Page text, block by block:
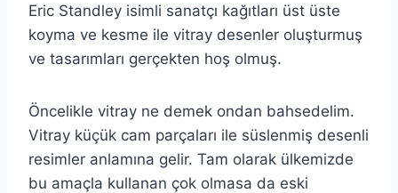
Eric Standley isimli sanatçı kağıtları üst üste
koyma ve kesme ile vitray desenler oluşturmuş
ve tasarımları gerçekten hoş olmuş.
Öncelikle vitray ne demek ondan bahsedelim.
Vitray küçük cam parçaları ile süslenmiş desenli
resimler anlamına gelir. Tam olarak ülkemizde
bu amaçla kullanan çok olmasa da eski